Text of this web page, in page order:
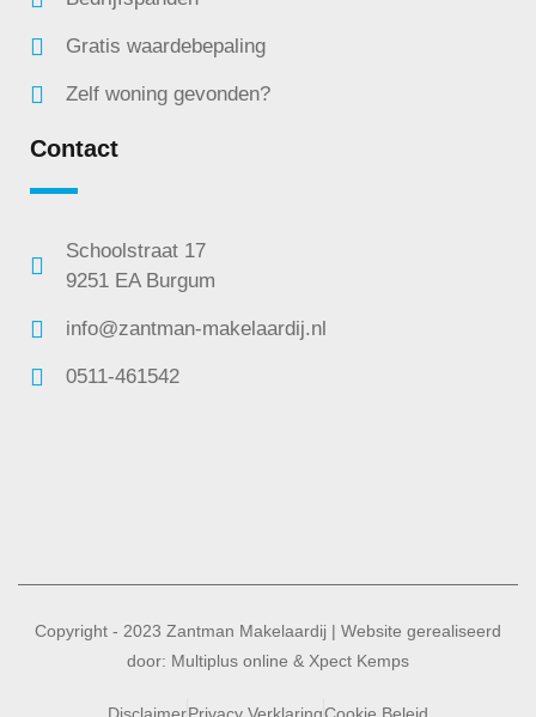
Gratis waardebepaling
Zelf woning gevonden?
Contact
Schoolstraat 17
9251 EA Burgum
info@zantman-makelaardij.nl
0511-461542
Copyright - 2023 Zantman Makelaardij | Website gerealiseerd
door: Multiplus online & Xpect Kemps